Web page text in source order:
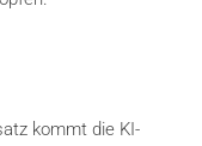
kommt die KI-